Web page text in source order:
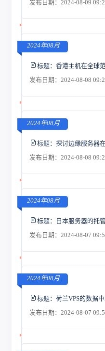
发布日期：2024-08-09
2024年08月
标题： 香港主机在全球
发布日期：2024-08-08
2024年08月
标题： 探讨边缘服务器
发布日期：2024-08-08
2024年08月
标题：
日本服务器的托
发布日期：2024-08-07
2024年08月
标题： 荷兰VPS的数据
发布日期：2024-08-07